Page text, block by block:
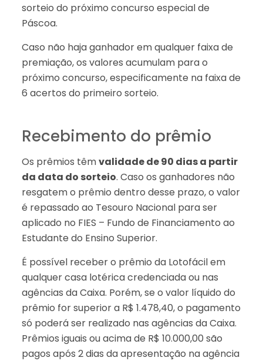
sorteio do próximo concurso especial de
Páscoa.
Caso não haja ganhador em qualquer faixa de
premiação, os valores acumulam para o
próximo concurso, especificamente na faixa de
6 acertos do primeiro sorteio.
Recebimento do prêmio
Os prêmios têmvalidade de 90 dias a partir
da data do sorteio. Caso os ganhadores não
resgatem o prêmio dentro desse prazo, o valor
é repassado ao Tesouro Nacional para ser
aplicado no FIES – Fundo de Financiamento ao
Estudante do Ensino Superior.
É possível receber o prêmio da Lotofácil em
qualquer casa lotérica credenciada ou nas
agências da Caixa. Porém, se o valor líquido do
prêmio for superior a R$ 1.478,40, o pagamento
só poderá ser realizado nas agências da Caixa.
Prêmios iguais ou acima de R$ 10.000,00 são
pagos após 2 dias da apresentação na agência